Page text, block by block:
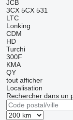
JCB
3CX 5CX 531
LTC
Lonking
CDM
HD
Turchi
300F
KMA
QY
tout afficher
Localisation
Rechercher dans un